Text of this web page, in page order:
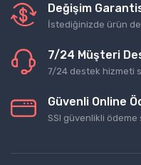
Değişim
İstediğinizde ürün
7/24 Müşteri
7/24 destek hizmeti
Güvenli Online
SSl güvenlikli ödeme